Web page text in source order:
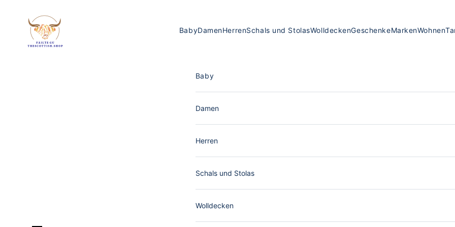
The Scottish Shop Deutschland
BabyDamenHerrenSchals und StolasWolldeckenGeschenkeMarkenWohnen
Baby
Damen
Herren
Schals und Stolas
Wolldecken